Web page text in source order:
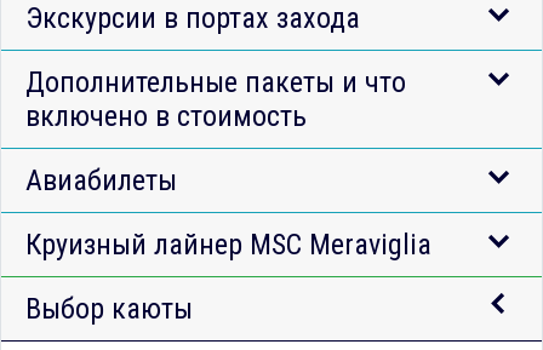
Экскурсии в портах захода
Дополнительные пакеты и что
включено в стоимость
Авиабилеты
Круизный лайнер MSC Meraviglia
Выбор каюты